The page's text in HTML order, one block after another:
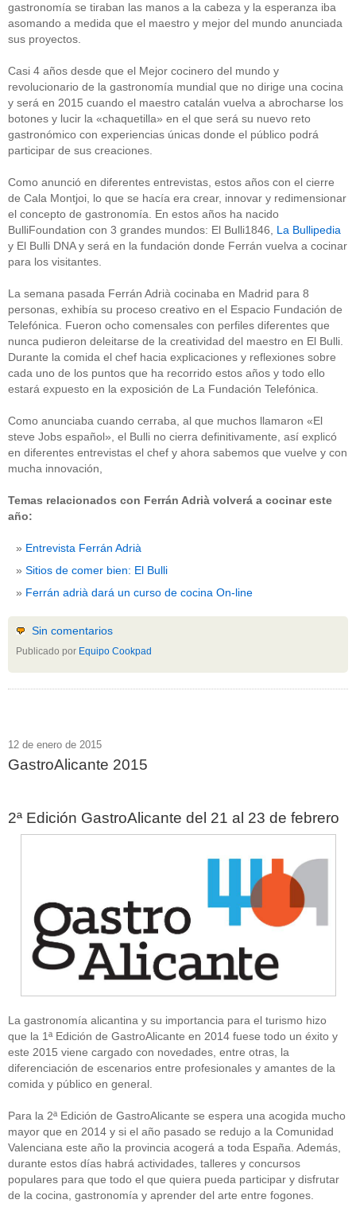
gastronomía se tiraban las manos a la cabeza y la esperanza iba
asomando a medida que el maestro y mejor del mundo anunciada
sus proyectos.
Casi 4 años desde que el Mejor cocinero del mundo y
revolucionario de la gastronomía mundial que no dirige una cocina
y será en 2015 cuando el maestro catalán vuelva a abrocharse los
botones y lucir la «chaquetilla» en el que será su nuevo reto
gastronómico con experiencias únicas donde el público podrá
participar de sus creaciones.
Como anunció en diferentes entrevistas, estos años con el cierre
de Cala Montjoi, lo que se hacía era crear, innovar y redimensionar
el concepto de gastronomía. En estos años ha nacido
BulliFoundation con 3 grandes mundos: El Bulli1846, La Bullipedia
y El Bulli DNA y será en la fundación donde Ferrán vuelva a cocinar
para los visitantes.
La semana pasada Ferrán Adrià cocinaba en Madrid para 8
personas, exhibía su proceso creativo en el Espacio Fundación de
Telefónica. Fueron ocho comensales con perfiles diferentes que
nunca pudieron deleitarse de la creatividad del maestro en El Bulli.
Durante la comida el chef hacia explicaciones y reflexiones sobre
cada uno de los puntos que ha recorrido estos años y todo ello
estará expuesto en la exposición de La Fundación Telefónica.
Como anunciaba cuando cerraba, al que muchos llamaron «El
steve Jobs español», el Bulli no cierra definitivamente, así explicó
en diferentes entrevistas el chef y ahora sabemos que vuelve y con
mucha innovación,
Temas relacionados con Ferrán Adrià volverá a cocinar este
año:
Entrevista Ferrán Adrià
Sitios de comer bien: El Bulli
Ferrán adrià dará un curso de cocina On-line
Sin comentarios
Publicado por Equipo Cookpad
12 de enero de 2015
GastroAlicante 2015
2ª Edición GastroAlicante del 21 al 23 de febrero
La gastronomía alicantina y su importancia para el turismo hizo
que la 1ª Edición de GastroAlicante en 2014 fuese todo un éxito y
este 2015 viene cargado con novedades, entre otras, la
diferenciación de escenarios entre profesionales y amantes de la
comida y público en general.
Para la 2ª Edición de GastroAlicante se espera una acogida mucho
mayor que en 2014 y si el año pasado se redujo a la Comunidad
Valenciana este año la provincia acogerá a toda España. Además,
durante estos días habrá actividades, talleres y concursos
populares para que todo el que quiera pueda participar y disfrutar
de la cocina, gastronomía y aprender del arte entre fogones.